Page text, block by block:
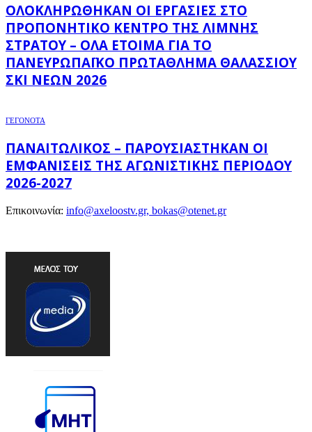
ΟΛΟΚΛΗΡΏΘΗΚΑΝ ΟΙ ΕΡΓΑΣΊΕΣ ΣΤΟ
ΠΡΟΠΟΝΗΤΙΚΌ ΚΈΝΤΡΟ ΤΗΣ ΛΊΜΝΗΣ
ΣΤΡΆΤΟΥ – ΌΛΑ ΈΤΟΙΜΑ ΓΙΑ ΤΟ
ΠΑΝΕΥΡΩΠΑΪΚΌ ΠΡΩΤΆΘΛΗΜΑ ΘΑΛΆΣΣΙΟΥ
ΣΚΙ ΝΈΩΝ 2026
ΓΕΓΟΝΟΤΑ
ΠΑΝΑΙΤΩΛΙΚΌΣ – ΠΑΡΟΥΣΙΆΣΤΗΚΑΝ ΟΙ
ΕΜΦΑΝΊΣΕΙΣ ΤΗΣ ΑΓΩΝΙΣΤΙΚΉΣ ΠΕΡΙΌΔΟΥ
2026-2027
Επικοινωνία: info@axeloostv.gr, bokas@otenet.gr